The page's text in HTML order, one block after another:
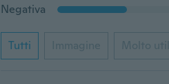
Negativa
Tutti Immagine Molto utili